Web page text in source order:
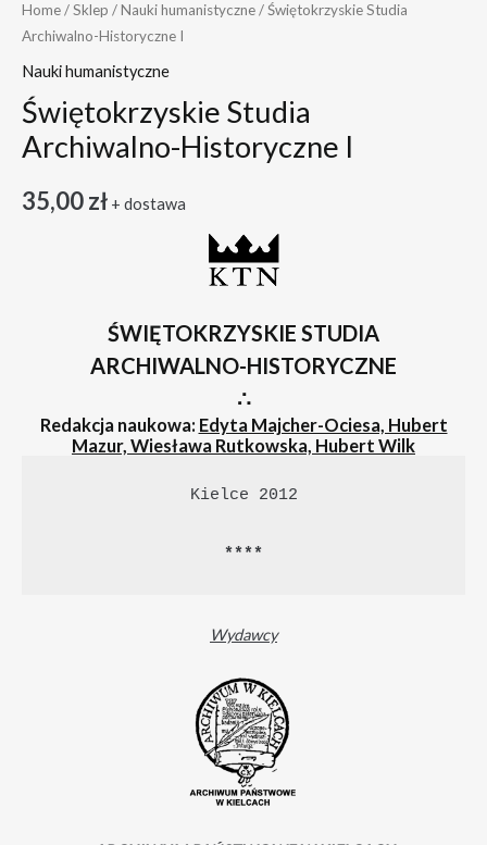
Home/Sklep /Nauki humanistyczne/ Świętokrzyskie Studia
Archiwalno-Historyczne I
Nauki humanistyczne
Świętokrzyskie Studia
Archiwalno-Historyczne I
35,00zł + dostawa
ŚWIĘTOKRZYSKIE STUDIA
ARCHIWALNO-HISTORYCZNE
∴
Redakcja naukowa: Edyta Majcher-Ociesa, Hubert
Mazur, Wiesława Rutkowska, Hubert Wilk
Kielce 2012
****
Wydawcy